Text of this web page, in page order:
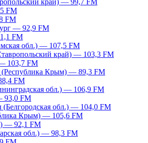
край) — 99,7 FM
FM
FM
— 92,9 FM
FM
обл.) — 107,5 FM
край) — 103,3 FM
103,7 FM
Крым) — 89,3 FM
FM
обл.) — 106,9 FM
93,0 FM
обл.) — 104,0 FM
Крым) — 105,6 FM
— 92,1 FM
обл.) — 98,3 FM